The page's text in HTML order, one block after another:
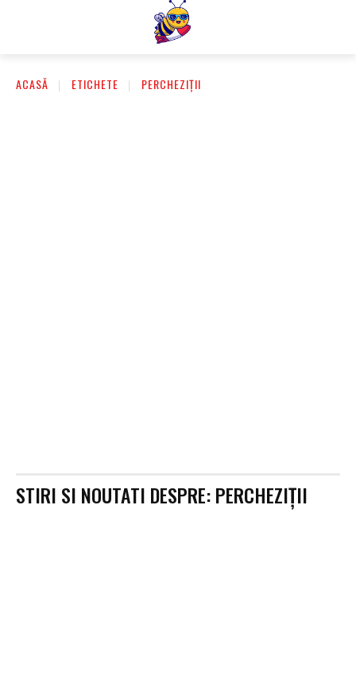
ACASĂ ETICHETE PERCHEZIȚII
STIRI SI NOUTATI DESPRE:PERCHEZIȚII